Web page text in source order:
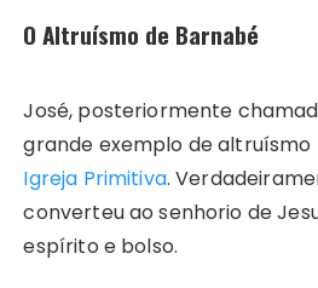
O Altruísmo de Barnabé
José, posteriormente
grande exemplo de
Igreja Primitiva.
converteu ao senhorio de
espírito e bolso.